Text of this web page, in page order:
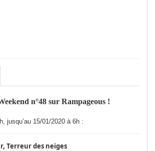
n°48 sur Rampageous !
jusqu’au 15/01/2020 à 6h :
Terreur des neiges